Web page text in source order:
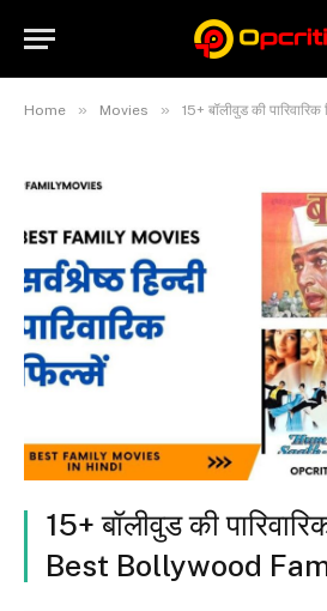
Home » Movies » 15+ बॉलीवुड की पारिवारिक
15+ बॉलीवुड की
Best Bollywood